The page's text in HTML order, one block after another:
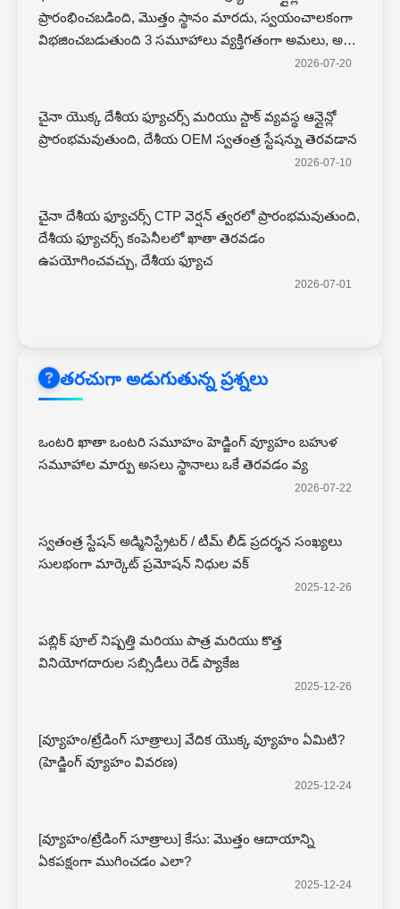
ప్రారంభించబడింది, మొత్తం స్థానం మారదు, స్వయంచాలకంగా
విభజించబడుతుంది 3 సమూహాలు వ్యక్తిగతంగా అమలు, అన్ని
వ్యూహాలు అసలు వ్యూహం సహా అప్గ్ర దేశీయ ఫ్యూచర్స్ కూడా
ఆపరేట్, దయచేసి ఎదురు
2026-07-20
చైనా యొక్క దేశీయ ఫ్యూచర్స్ మరియు స్టాక్ వ్యవస్థ ఆన్లైన్లో
ప్రారంభమవుతుంది, దేశీయ OEM స్వతంత్ర స్టేషన్ను తెరవడాన
2026-07-10
చైనా దేశీయ ఫ్యూచర్స్ CTP వెర్షన్ త్వరలో ప్రారంభమవుతుంది,
దేశీయ ఫ్యూచర్స్ కంపెనీలలో ఖాతా తెరవడం
ఉపయోగించవచ్చు, దేశీయ ఫ్యూచ
2026-07-01
తరచుగా అడుగుతున్న ప్రశ్నలు
ఒంటరి ఖాతా ఒంటరి సమూహం హెడ్జింగ్ వ్యూహం బహుళ
సమూహాల మార్పు అసలు స్థానాలు ఒకే తెరవడం వ్య
2026-07-22
స్వతంత్ర స్టేషన్ అడ్మినిస్ట్రేటర్ / టీమ్ లీడ్ ప్రదర్శన సంఖ్యలు
సులభంగా మార్కెట్ ప్రమోషన్ నిధుల వక్
2025-12-26
పబ్లిక్ పూల్ నిష్పత్తి మరియు పాత్ర మరియు కొత్త
వినియోగదారుల సబ్సిడీలు రెడ్ ప్యాకేజ
2025-12-26
[వ్యూహం/ట్రేడింగ్ సూత్రాలు] వేదిక యొక్క వ్యూహం ఏమిటి?
(హెడ్జింగ్ వ్యూహం వివరణ)
2025-12-24
[వ్యూహం/ట్రేడింగ్ సూత్రాలు] కేసు: మొత్తం ఆదాయాన్ని
ఏకపక్షంగా ముగించడం ఎలా?
2025-12-24